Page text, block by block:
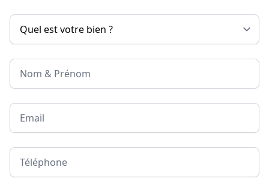
Nom & Prénom
Email
Téléphone